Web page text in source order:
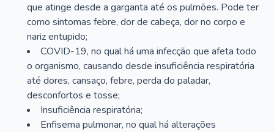
que atinge desde a garganta até os pulmões. Pode ter
como sintomas febre, dor de cabeça, dor no corpo e
nariz entupido;
COVID-19, no qual há uma infecção que afeta todo
o organismo, causando desde insuficiência respiratória
até dores, cansaço, febre, perda do paladar,
desconfortos e tosse;
Insuficiência respiratória;
Enfisema pulmonar, no qual há alterações